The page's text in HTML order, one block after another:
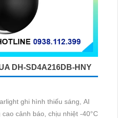
DH-SD4A216DB-HNY
ghi hình thiếu sáng, AI
cảnh báo, chịu nhiệt -40°C